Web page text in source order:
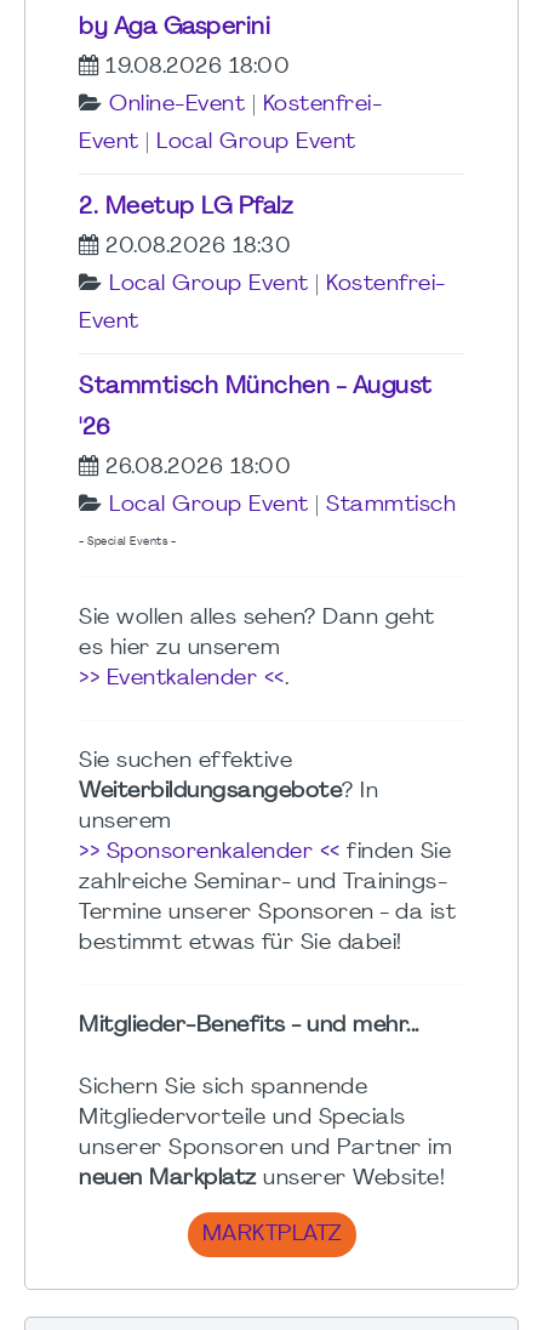
by Aga Gasperini
19.08.2026 18:00
Online-Event
Kostenfrei-
Event
Local Group Event
2. Meetup LG Pfalz
20.08.2026 18:30
Local Group Event
Kostenfrei-
Event
Stammtisch München - August
'26
26.08.2026 18:00
Local Group Event
Stammtisch
- Special Events -
Sie wollen alles sehen? Dann geht
es hier zu unserem
>> Eventkalender <<.
Sie suchen effektive
Weiterbildungsangebote? In
unserem
>> Sponsorenkalender << finden Sie
zahlreiche Seminar- und Trainings-
Termine unserer Sponsoren - da ist
bestimmt etwas für Sie dabei!
Mitglieder-Benefits - und mehr...
Sichern Sie sich spannende
Mitgliedervorteile und Specials
unserer Sponsoren und Partner im
neuen Markplatzunserer Website!
MARKTPLATZ